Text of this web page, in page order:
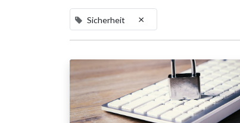
Sicherheit ×